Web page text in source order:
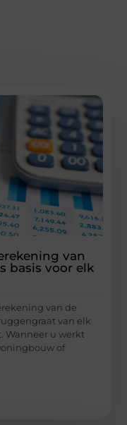
van
basis voor elk
van de
van elk
Wanneer u werkt
of